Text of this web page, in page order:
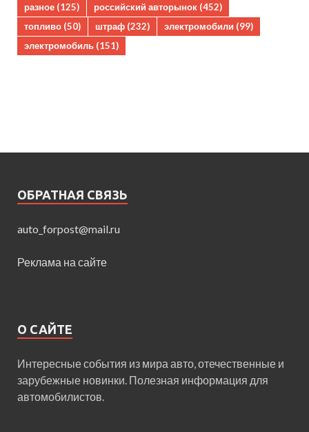
разное (125) российский авторынок (452)
топливо (50) штраф (232) электромобили (99)
электромобиль (151)
ОБРАТНАЯ СВЯЗЬ
auto_forpost@mail.ru
Реклама на сайте
О САЙТЕ
Интересные события из мира авто, отечественные и
зарубежные новинки. Полезная информация для
автомобилистов.